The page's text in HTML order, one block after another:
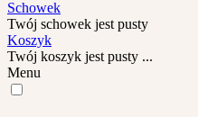
Schowek
Twój schowek jest pusty
Koszyk
Twój koszyk jest pusty ...
Menu